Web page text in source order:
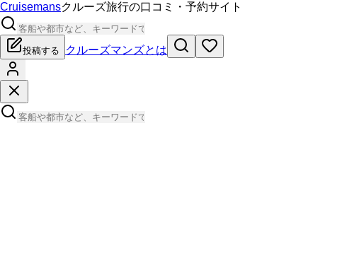
Cruisemansクルーズ旅行の口コミ・予約サイト
投稿する クルーズマンズとは